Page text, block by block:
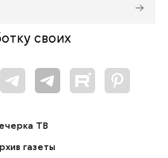
своих
ТВ
газеты